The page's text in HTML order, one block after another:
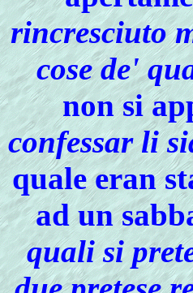
rincresciuto
cose de'
non si
confessar li
quale eran
ad un
quali si